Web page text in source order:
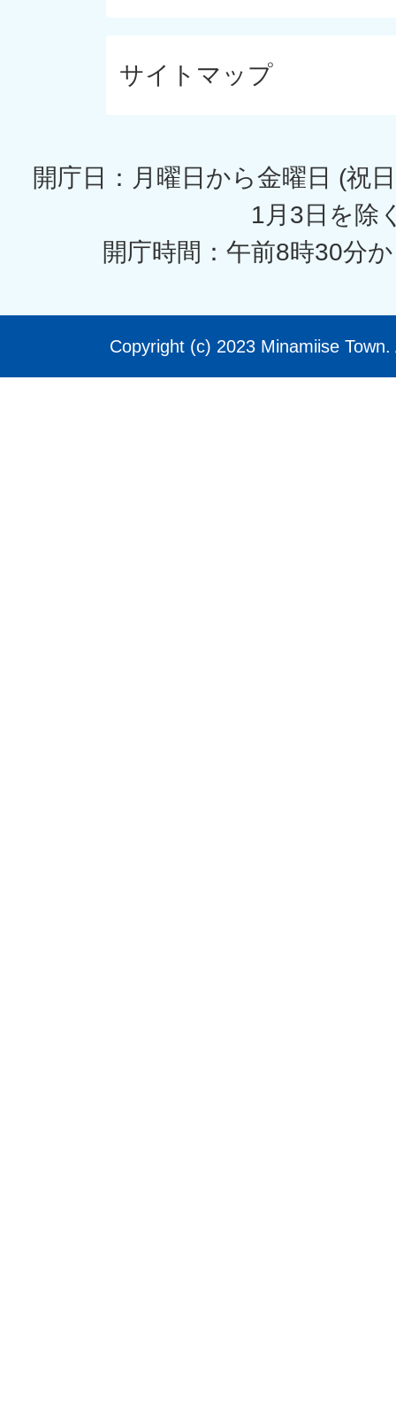
サイトマップ
開庁日：月曜日から金曜日 (祝
1月3日を除
開庁時間：午前8時30分
Copyright (c) 2023 Minamiise